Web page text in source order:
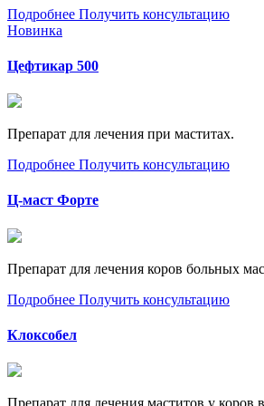
Подробнее Получить консультацию
Новинка
Цефтикар 500
Препарат для лечения при маститах.
Подробнее Получить консультацию
Ц-маст Форте
Препарат для лечения коров больных
Подробнее Получить консультацию
Клоксобел